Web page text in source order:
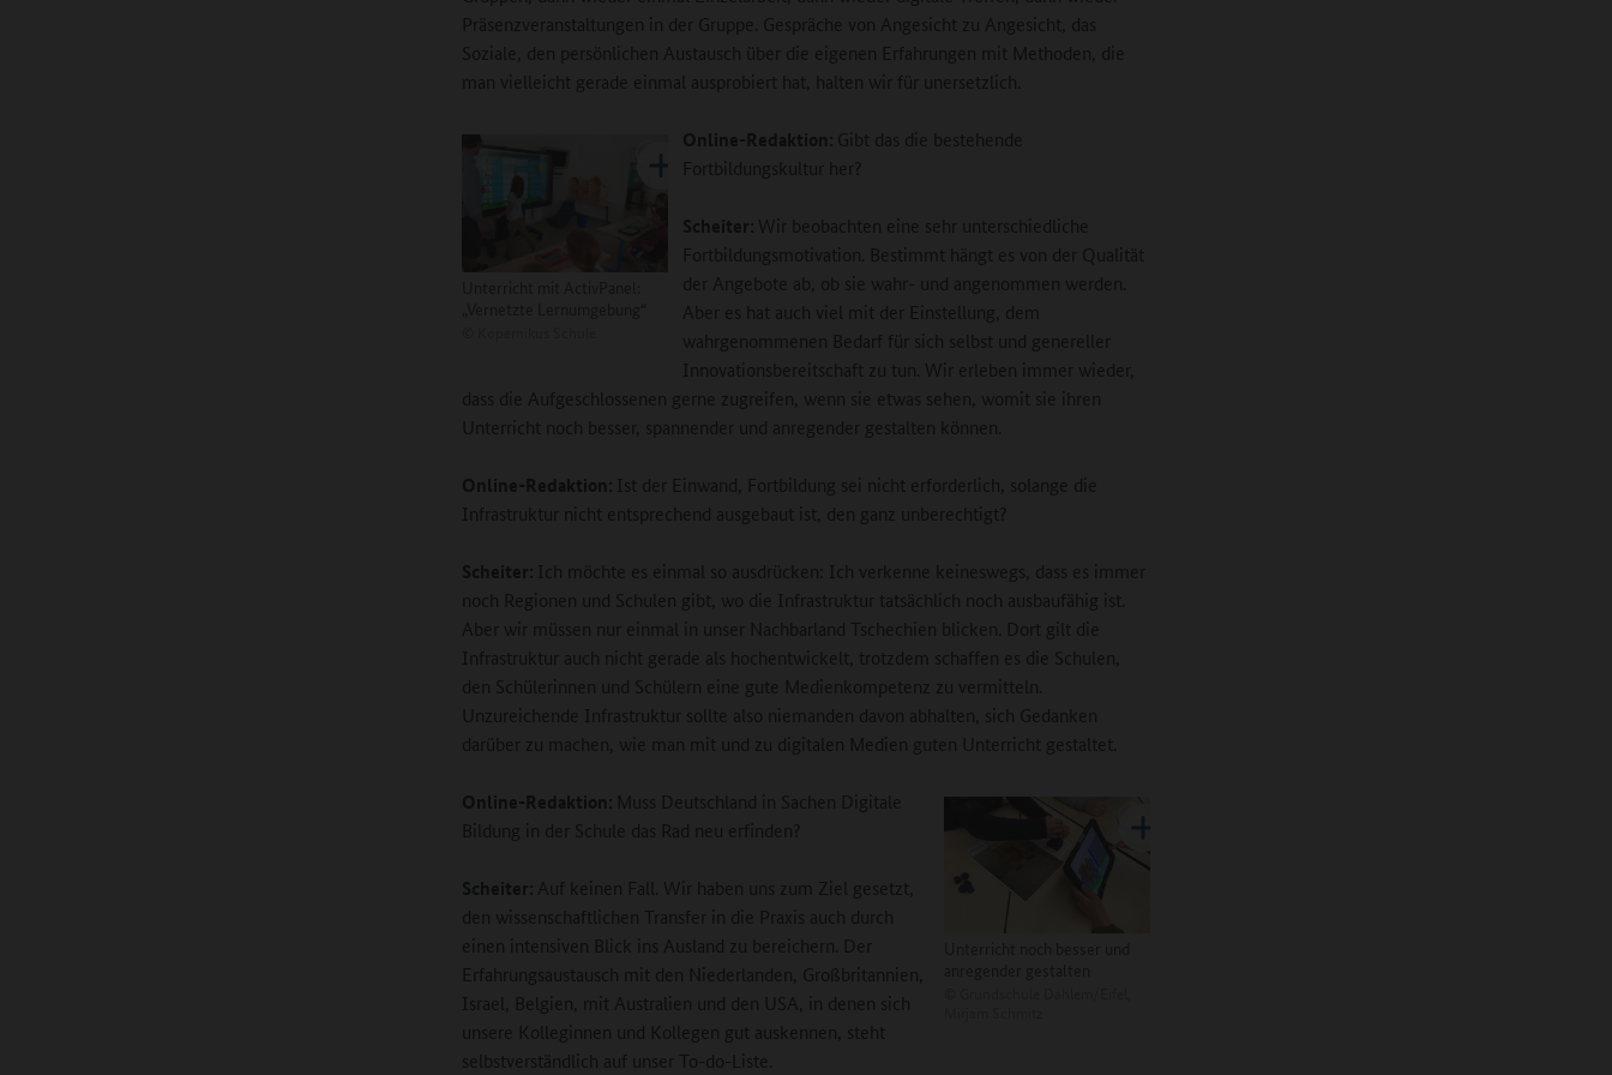
Präsenzveranstaltungen in der Gruppe. Gespräche von Angesicht zu Angesicht, das
Soziale, den persönlichen Austausch über die eigenen Erfahrungen mit Methoden, die
man vielleicht gerade einmal ausprobiert hat, halten wir für unersetzlich.
Online-Redaktion: Gibt das die bestehende
Fortbildungskultur her?
Scheiter: Wir beobachten eine sehr unterschiedliche
Fortbildungsmotivation. Bestimmt hängt es von der Qualität
der Angebote ab, ob sie wahr- und angenommen werden.
Aber es hat auch viel mit der Einstellung, dem
wahrgenommenen Bedarf für sich selbst und genereller
Innovationsbereitschaft zu tun. Wir erleben immer wieder,
dass die Aufgeschlossenen gerne zugreifen, wenn sie etwas sehen, womit sie ihren
Unterricht noch besser, spannender und anregender gestalten können.
Online-Redaktion: Ist der Einwand, Fortbildung sei nicht erforderlich, solange die
Infrastruktur nicht entsprechend ausgebaut ist, den ganz unberechtigt?
Scheiter: Ich möchte es einmal so ausdrücken: Ich verkenne keineswegs, dass es immer
noch Regionen und Schulen gibt, wo die Infrastruktur tatsächlich noch ausbaufähig ist.
Aber wir müssen nur einmal in unser Nachbarland Tschechien blicken. Dort gilt die
Infrastruktur auch nicht gerade als hochentwickelt, trotzdem schaffen es die Schulen,
den Schülerinnen und Schülern eine gute Medienkompetenz zu vermitteln.
Unzureichende Infrastruktur sollte also niemanden davon abhalten, sich Gedanken
darüber zu machen, wie man mit und zu digitalen Medien guten Unterricht gestaltet.
Online-Redaktion: Muss Deutschland in Sachen Digitale
Bildung in der Schule das Rad neu erfinden?
Scheiter: Auf keinen Fall. Wir haben uns zum Ziel gesetzt,
den wissenschaftlichen Transfer in die Praxis auch durch
einen intensiven Blick ins Ausland zu bereichern. Der
Erfahrungsaustausch mit den Niederlanden, Großbritannien,
Israel, Belgien, mit Australien und den USA, in denen sich
unsere Kolleginnen und Kollegen gut auskennen, steht
selbstverständlich auf unser To-do-Liste.